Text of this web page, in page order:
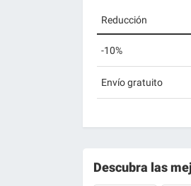
Reducción
-10%
Envío gratuito
Descubra las